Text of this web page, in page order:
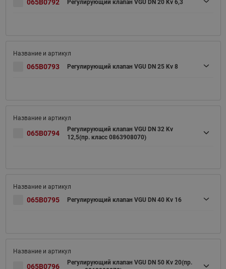
065B0792 Регулирующий клапан VGU DN 20 Kv 6,3
065B0793 Регулирующий клапан VGU DN 25 Kv 8
065B0794
Регулирующий клапан VGU DN 32 Kv
12,5(пр. класс 0863908070)
065B0795 Регулирующий клапан VGU DN 40 Kv 16
065B0796
Регулирующий клапан VGU DN 50 Kv 20(пр.